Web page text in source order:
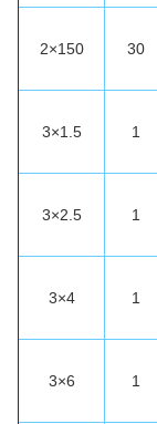
2×150 30
3×1.5 1
3×2.5 1
3×4 1
3×6 1